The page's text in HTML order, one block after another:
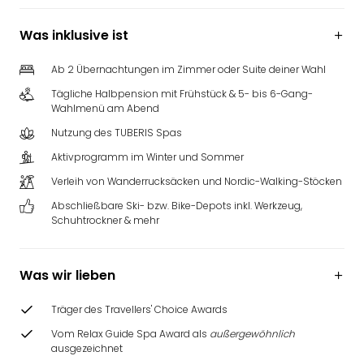
Was inklusive ist
Ab 2 Übernachtungen im Zimmer oder Suite deiner Wahl
Tägliche Halbpension mit Frühstück & 5- bis 6-Gang-
Wahlmenü am Abend
Nutzung des TUBERIS Spas
Aktivprogramm im Winter und Sommer
Verleih von Wanderrucksäcken und Nordic-Walking-Stöcken
Abschließbare Ski- bzw. Bike-Depots inkl. Werkzeug,
Schuhtrockner & mehr
Was wir lieben
Träger des Travellers' Choice Awards
Vom Relax Guide Spa Award als außergewöhnlich
ausgezeichnet